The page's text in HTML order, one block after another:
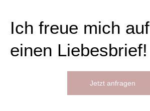
Ich freue mich auf
einen Liebesbrief!
Jetzt anfragen